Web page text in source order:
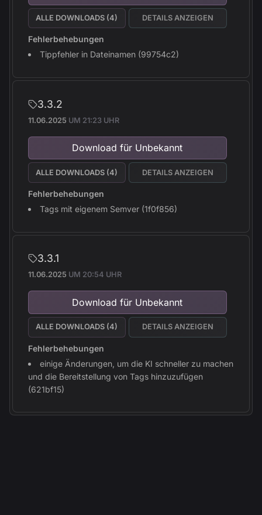
ALLE DOWNLOADS (4) DETAILS ANZEIGEN
Fehlerbehebungen
Tippfehler in Dateinamen (99754c2)
3.3.2
11.06.2025 UM 21:23 UHR
Download für Unbekannt
ALLE DOWNLOADS (4) DETAILS ANZEIGEN
Fehlerbehebungen
Tags mit eigenem Semver (1f0f856)
3.3.1
11.06.2025 UM 20:54 UHR
Download für Unbekannt
ALLE DOWNLOADS (4) DETAILS ANZEIGEN
Fehlerbehebungen
einige Änderungen, um die KI schneller zu machen
und die Bereitstellung von Tags hinzuzufügen
(621bf15)